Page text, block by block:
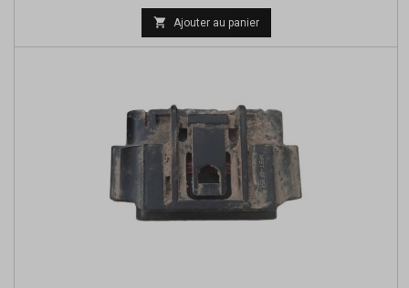
 Ajouter au panier